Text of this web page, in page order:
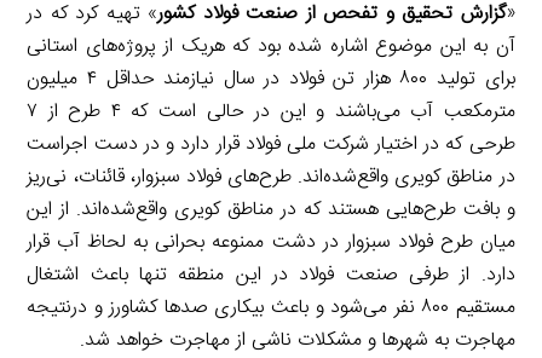
«گزارش تحقیق و تفحص از صنعت فولاد کشور» تهیه کرد که در
آن به این موضوع اشاره شده بود که هریک از پروژه‌های استانی
برای تولید ۸۰۰ هزار تن فولاد در سال نیازمند حداقل ۴ میلیون
مترمکعب آب می‌باشند و این در حالی است که ۴ طرح از ۷
طرحی که در اختیار شرکت ملی فولاد قرار دارد و در دست اجراست
در مناطق کویری واقع‌شده‌اند. طرح‌های فولاد سبزوار، قائنات، نی‌ریز
و بافت طرح‌هایی هستند که در مناطق کویری واقع‌شده‌اند. از این
میان طرح فولاد سبزوار در دشت ممنوعه بحرانی به لحاظ آب قرار
دارد. از طرفی صنعت فولاد در این منطقه تنها باعث اشتغال
مستقیم ۸۰۰ نفر می‌شود و باعث بیکاری صدها کشاورز و درنتیجه
مهاجرت به شهرها و مشکلات ناشی از مهاجرت خواهد شد.